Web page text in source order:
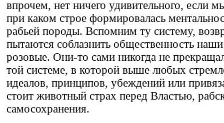
впрочем, нет ничего удивительного, если
при каком строе формировалась
рабьей породы. Вспомним ту систему,
пытаются соблазнить общественность
розовые. Они-то сами никогда не
той системе, в которой выше любых
идеалов, принципов, убеждений или
стоит животный страх перед Властью,
самосохранения.